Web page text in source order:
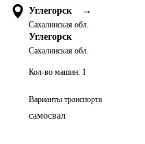
Углегорск →
Сахалинская обл.
Углегорск
Сахалинская обл.
Кол-во машин: 1
Варианты транспорта
самосвал